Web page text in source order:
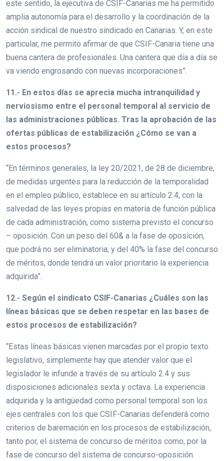
este sentido, la ejecutiva de CSIF-Canarias me ha permitido
amplia autonomía para el desarrollo y la coordinación de la
acción sindical de nuestro sindicado en Canarias. Y, en este
particular, me permito afirmar de que CSIF-Canaria tiene una
buena cantera de profesionales. Una cantera que día a día se
va viendo engrosando con nuevas incorporaciones”.
11.- En estos días se aprecia mucha intranquilidad y
nerviosismo entre el personal temporal al servicio de
las administraciones públicas. Tras la aprobación de las
ofertas públicas de estabilización ¿Cómo se van a
estos procesos?
“En términos generales, la ley 20/2021, de 28 de diciembre,
de medidas urgentes para la reducción de la temporalidad
en el empleo público, establece en su artículo 2.4, con la
salvedad de las leyes propias en materia de función pública
de cada administración, como sistema previsto el concurso
– oposición. Con un peso del 60& a la fase de oposición,
que podrá no ser eliminatoria; y del 40% la fase del concurso
de méritos, donde tendrá un valor prioritario la experiencia
adquirida”.
12.- Según el sindicato CSIF-Canarias ¿Cuáles son las
líneas básicas que se deben respetar en las bases de
estos procesos de estabilización?
“Estas líneas básicas vienen marcadas por el propio texto
legislativo, simplemente hay que atender valor que el
legislador le infunde a través de su artículo 2.4 y sus
disposiciones adicionales sexta y octava. La experiencia
adquirida y la antigüedad como personal temporal son los
ejes centrales con los que CSIF-Canarias defenderá como
criterios de baremación en los procesos de estabilización,
tanto por, el sistema de concurso de méritos como, por la
fase de concurso del sistema de concurso-oposición.